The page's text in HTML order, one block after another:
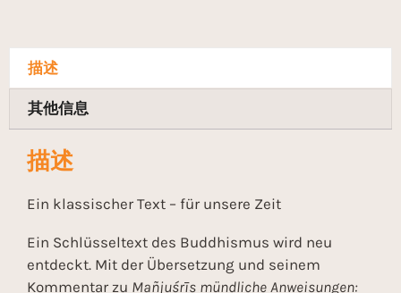
描述
其他信息
描述
Ein klassischer Text – für unsere Zeit
Ein Schlüsseltext des Buddhismus wird neu
entdeckt. Mit der Übersetzung und seinem
Kommentar zu Mañjuśrīs mündliche Anweisungen: